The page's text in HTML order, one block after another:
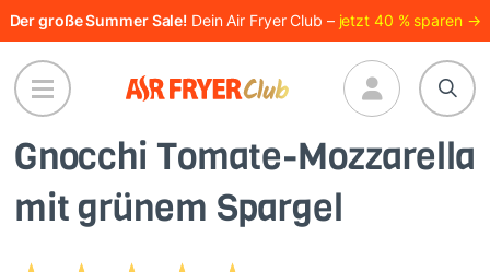
Direkt
zum
Inhalt
Der große Summer Sale! Dein Air Fryer Club – jetzt 40 % sparen →
Gnocchi Tomate-Mozzarella
mit grünem Spargel